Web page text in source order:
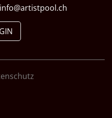
info@artistpool.ch